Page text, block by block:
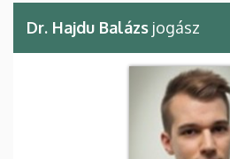
Dr. Hajdu Balázs jogász